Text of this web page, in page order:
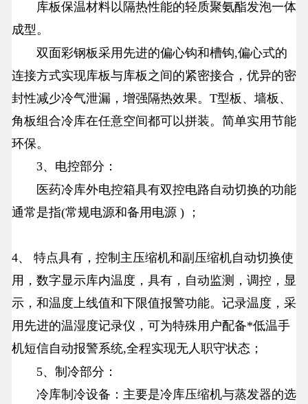
库板保温材料以隔热性能的轻质聚氨酯发泡一体
成型。
双面彩钢板采用先进的偏心钩和槽钩,偏心式的
连接方式实现库板与库板之间的紧密接合，优异的密
封性减少冷气泄漏，增强隔热效果。T型板、墙板、
角板组合冷库在任意空间都可以拼装。简单实用节能
环保。
3、电控部分：
医药冷库外电控箱具有双控电路自动切换的功能
通常是指(常规电源和备用电源 ) ；
4、 特点具有，控制主压缩机和副压缩机自动切换使
用，数字显示库内温度，具有，自动监测，调控，显
示，和温度上线值和下限值报警功能。记录温度，采
用先进的温湿度记录仪，可为特殊用户配备*低温手
机短信自动报警系统,全程实现无人职守状态；
5、制冷部分：
冷库制冷设备：主要是冷库压缩机与蒸发器的选